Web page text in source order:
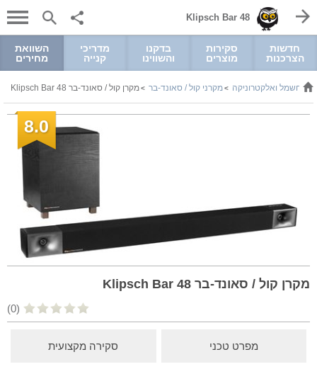
Klipsch Bar 48
חדשות
הצרכנות
סקירות
מוצרים
בדקנו
והשווינו
מדריכי
קנייה
השוואת
מחירים
> חשמל ואלקטרוניקה >מקרני קול / סאונד-בר >מקרן קול / סאונד-בר Klipsch Bar 48
8.0
מקרן קול / סאונד-בר Klipsch Bar 48
(0)
מפרט טכני סקירה מקצועית